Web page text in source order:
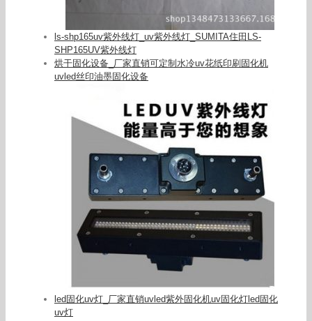
ls-shp165uv紫外线灯_uv紫外线灯_SUMITA住田LS-
SHP165UV紫外线灯
烘干固化设备_厂家直销可定制水冷uv花纸印刷固化机
uvled丝印油墨固化设备
led固化uv灯_厂家直销uvled紫外固化机uv固化灯led固化
uv灯